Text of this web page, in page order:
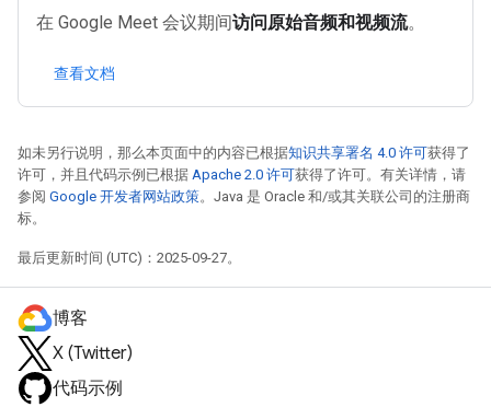
在 Google Meet 会议期间访问原始音频和视频流。
查看文档
如未另行说明，那么本页面中的内容已根据知识共享署名 4.0 许可获得了
许可，并且代码示例已根据 Apache 2.0 许可获得了许可。有关详情，请
参阅 Google 开发者网站政策。Java 是 Oracle 和/或其关联公司的注册商
标。
最后更新时间 (UTC)：2025-09-27。
博客
X (Twitter)
代码示例